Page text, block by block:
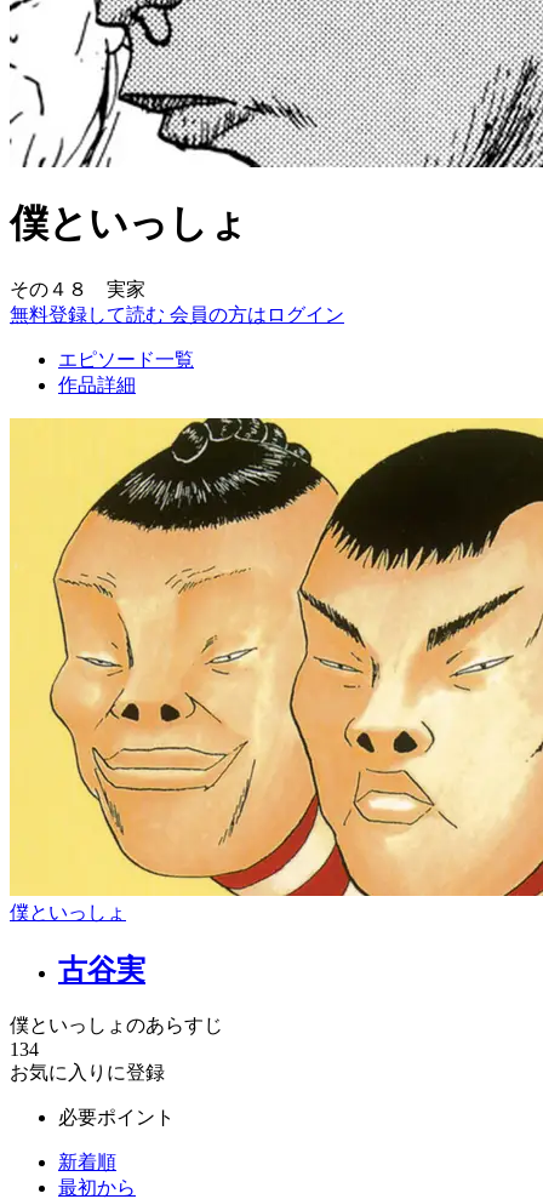
僕といっしょ
その４８ 実家
無料登録して読む 会員の方はログイン
エピソード一覧
作品詳細
僕といっしょ
古谷実
僕といっしょのあらすじ
134
お気に入りに登録
必要ポイント
新着順
最初から